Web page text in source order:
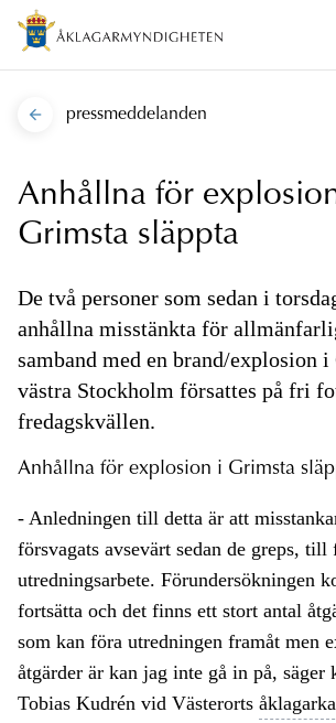
pressmeddelanden
Anhållna för
Grimsta släppta
De två personer som sedan i
anhållna misstänkta för
samband med en brand/explosion
västra Stockholm försattes på fri
fredagskvällen.
Anhållna för explosion i Grimsta
- Anledningen till detta är att
försvagats avsevärt sedan de greps,
utredningsarbete. Förundersökningen
fortsätta och det finns ett stort antal
som kan föra utredningen framåt men
åtgärder är kan jag inte gå in på, säger
Tobias Kudrén vid Västerorts